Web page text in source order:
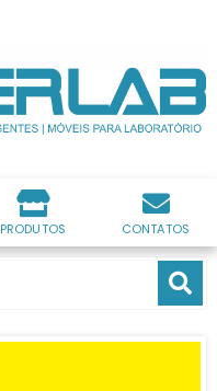
PRODUTOS CONTATOS